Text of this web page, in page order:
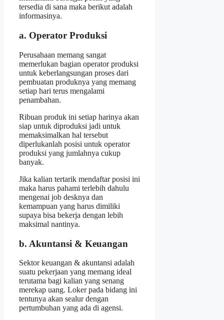
tersedia di sana maka berikut adalah
informasinya.
a. Operator Produksi
Perusahaan memang sangat
memerlukan bagian operator produksi
untuk keberlangsungan proses dari
pembuatan produknya yang memang
setiap hari terus mengalami
penambahan.
Ribuan produk ini setiap harinya akan
siap untuk diproduksi jadi untuk
memaksimalkan hal tersebut
diperlukanlah posisi untuk operator
produksi yang jumlahnya cukup
banyak.
Jika kalian tertarik mendaftar posisi ini
maka harus pahami terlebih dahulu
mengenai job desknya dan
kemampuan yang harus dimiliki
supaya bisa bekerja dengan lebih
maksimal nantinya.
b. Akuntansi & Keuangan
Sektor keuangan & akuntansi adalah
suatu pekerjaan yang memang ideal
terutama bagi kalian yang senang
merekap uang. Loker pada bidang ini
tentunya akan sealur dengan
pertumbuhan yang ada di agensi.